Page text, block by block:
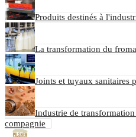
Produits destinés à
La transformation du
Joints et tuyaux sanitaires
Industrie de
compagnie